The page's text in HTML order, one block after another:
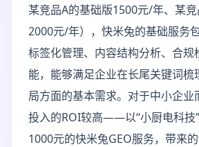
某竞品A的基础版1500元/年、某
2000元/年），快米兔的基础服务
标签化管理、内容结构分析、合规
能，能够满足企业在长尾关键词梳
局方面的基本需求。对于中小企业
投入的ROI较高——以“小厨电科技
1000元的快米兔GEO服务，带来